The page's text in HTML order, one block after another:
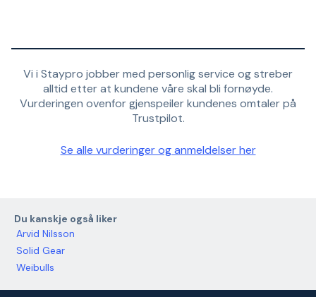
Vi i Staypro jobber med personlig service og streber
alltid etter at kundene våre skal bli fornøyde.
Vurderingen ovenfor gjenspeiler kundenes omtaler på
Trustpilot.
Se alle vurderinger og anmeldelser her
Du kanskje også liker
Arvid Nilsson
Solid Gear
Weibulls